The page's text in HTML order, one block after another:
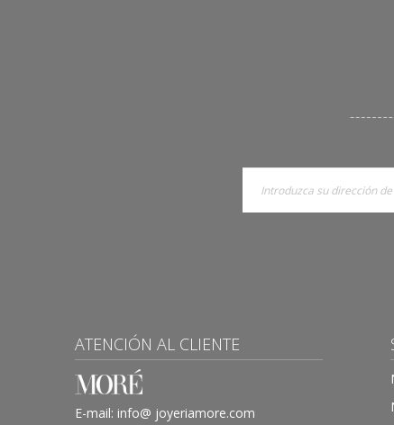
ATENCIÓN AL CLIENTE
E-mail: info@ joyeriamore.com